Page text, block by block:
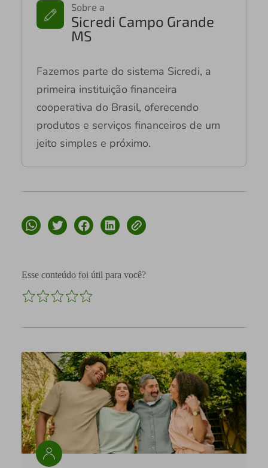
Sobre a
Sicredi Campo Grande
MS
Fazemos parte do sistema Sicredi, a
primeira instituição financeira
cooperativa do Brasil, oferecendo
produtos e serviços financeiros de um
jeito simples e próximo.
Esse conteúdo foi útil para você?